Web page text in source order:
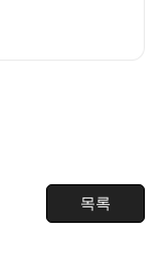
목록